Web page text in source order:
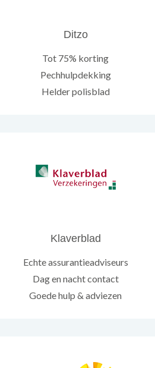
Ditzo
Tot 75% korting
Pechhulpdekking
Helder polisblad
Klaverblad
Echte assurantieadviseurs
Dag en nacht contact
Goede hulp & adviezen